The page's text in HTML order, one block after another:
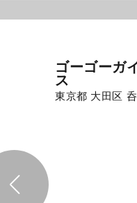
ゴーゴーガ
ス
東京都 大田区 呑